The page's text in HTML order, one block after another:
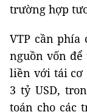
trường hợp
VTP cần
nguồn vốn
liền với tái cơ
3 tỷ USD,
toán cho các